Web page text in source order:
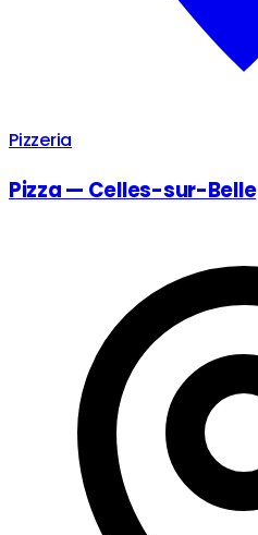
Pizzeria
Pizza — Celles-sur-Belle